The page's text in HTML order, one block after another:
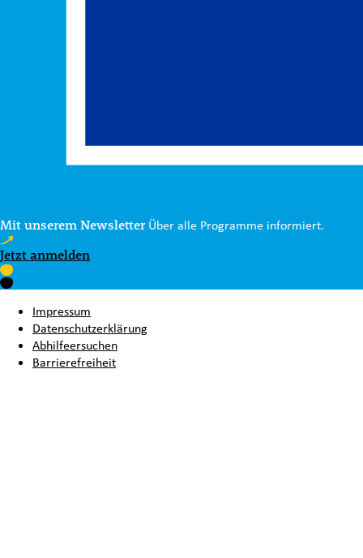
Mit unserem Newsletter Über alle Programme informiert.
Jetzt anmelden
Impressum
Datenschutzerklärung
Abhilfeersuchen
Barrierefreiheit